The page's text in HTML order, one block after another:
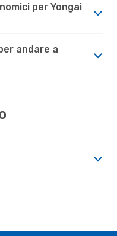
per Yongai
andare a